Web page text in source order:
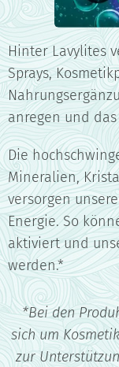
Hinter Lavylites
Sprays,
anregen und
Die
Mineralien,
versorgen
Energie. So
aktiviert und
werden.*
*Bei den
sich um
zur